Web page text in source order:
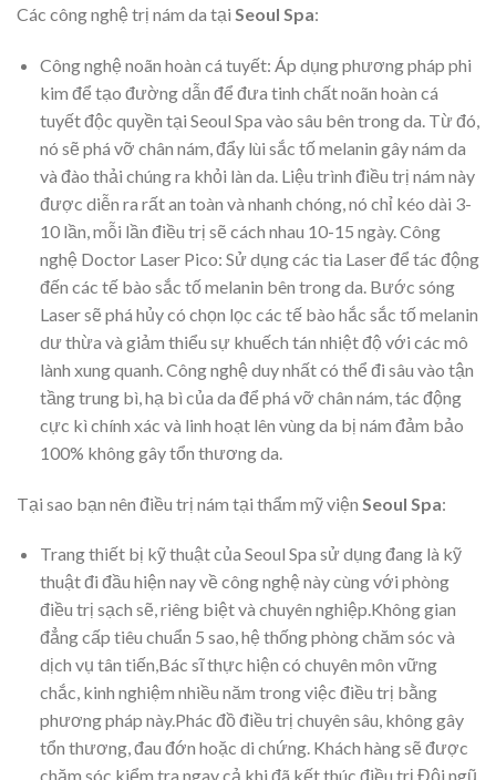
Các công nghệ trị nám da tại Seoul Spa:
Công nghệ noãn hoàn cá tuyết: Áp dụng phương pháp phi
kim để tạo đường dẫn để đưa tinh chất noãn hoàn cá
tuyết độc quyền tại Seoul Spa vào sâu bên trong da. Từ đó,
nó sẽ phá vỡ chân nám, đẩy lùi sắc tố melanin gây nám da
và đào thải chúng ra khỏi làn da. Liệu trình điều trị nám này
được diễn ra rất an toàn và nhanh chóng, nó chỉ kéo dài 3-
10 lần, mỗi lần điều trị sẽ cách nhau 10-15 ngày. Công
nghệ Doctor Laser Pico: Sử dụng các tia Laser để tác động
đến các tế bào sắc tố melanin bên trong da. Bước sóng
Laser sẽ phá hủy có chọn lọc các tế bào hắc sắc tố melanin
dư thừa và giảm thiểu sự khuếch tán nhiệt độ với các mô
lành xung quanh. Công nghệ duy nhất có thể đi sâu vào tận
tầng trung bì, hạ bì của da để phá vỡ chân nám, tác động
cực kì chính xác và linh hoạt lên vùng da bị nám đảm bảo
100% không gây tổn thương da.
Tại sao bạn nên điều trị nám tại thẩm mỹ viện Seoul Spa:
Trang thiết bị kỹ thuật của Seoul Spa sử dụng đang là kỹ
thuật đi đầu hiện nay về công nghệ này cùng với phòng
điều trị sạch sẽ, riêng biệt và chuyên nghiệp.Không gian
đẳng cấp tiêu chuẩn 5 sao, hệ thống phòng chăm sóc và
dịch vụ tân tiến,Bác sĩ thực hiện có chuyên môn vững
chắc, kinh nghiệm nhiều năm trong việc điều trị bằng
phương pháp này.Phác đồ điều trị chuyên sâu, không gây
tổn thương, đau đớn hoặc di chứng. Khách hàng sẽ được
chăm sóc kiểm tra ngay cả khi đã kết thúc điều trị.Đội ngũ